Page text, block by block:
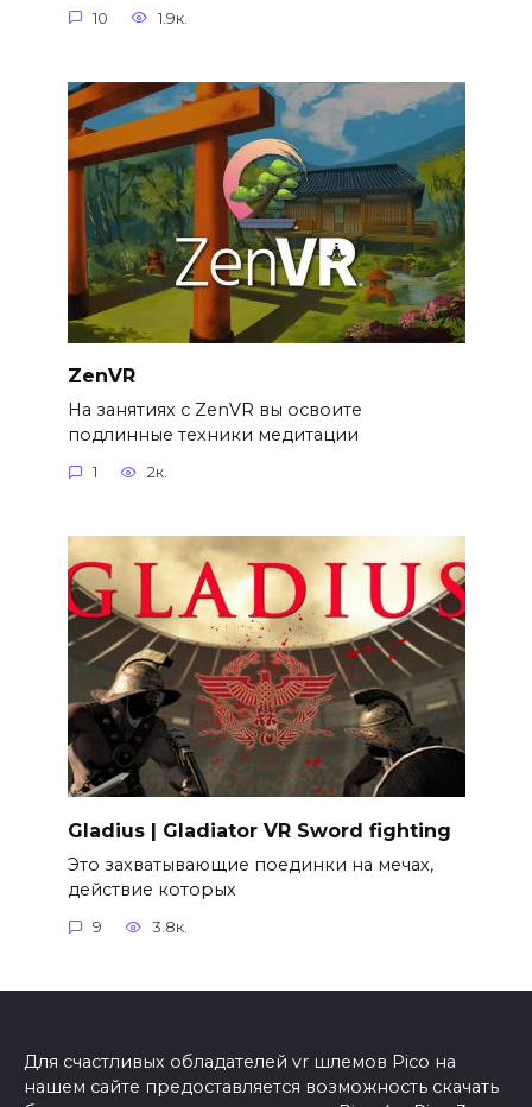
10 1.9к.
ZenVR
На занятиях с ZenVR вы освоите
подлинные техники медитации
1 2к.
Gladius | Gladiator VR Sword fighting
Это захватывающие поединки на мечах,
действие которых
9 3.8к.
Для счастливых обладателей vr шлемов Pico на
нашем сайте предоставляется возможность скачать